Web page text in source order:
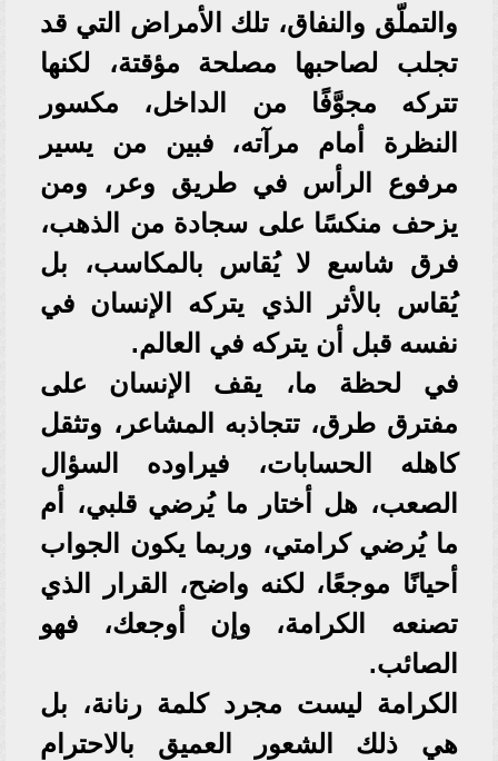
والتملّق والنفاق، تلك الأمراض التي قد
تجلب لصاحبها مصلحة مؤقتة، لكنها
تتركه مجوَّفًا من الداخل، مكسور
النظرة أمام مرآته، فبين من يسير
مرفوع الرأس في طريق وعر، ومن
يزحف منكسًا على سجادة من الذهب،
فرق شاسع لا يُقاس بالمكاسب، بل
يُقاس بالأثر الذي يتركه الإنسان في
نفسه قبل أن يتركه في العالم.
في لحظة ما، يقف الإنسان على
مفترق طرق، تتجاذبه المشاعر، وتثقل
كاهله الحسابات، فيراوده السؤال
الصعب، هل أختار ما يُرضي قلبي، أم
ما يُرضي كرامتي، وربما يكون الجواب
أحيانًا موجعًا، لكنه واضح، القرار الذي
تصنعه الكرامة، وإن أوجعك، فهو
الصائب.
الكرامة ليست مجرد كلمة رنانة، بل
هي ذلك الشعور العميق بالاحترام